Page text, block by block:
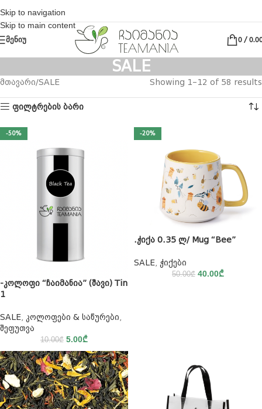
Skip to navigation
Skip to main content
ᲛᲔᲜᲘᲣ 0/
SALE
მთავარი SALE Showing 1–12 of 58 results
ფილტრების ბარი
-50%
-კოლოფი “ჩაიმანია” (შავი) Tin
1
SALE, კოლოფები & საწურები,
შეფუთვა
10.00₾ 5.00₾
-20%
.ჭიქა 0.35 ლ/ Mug “Bee”
SALE ჭიქები
50.00₾ 40.00₾